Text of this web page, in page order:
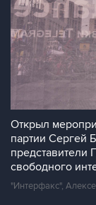
Открыл
партии Сергей
представители
свободного
"Интерфакс",